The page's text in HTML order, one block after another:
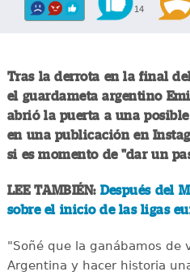
14
Tras la derrota en la final
el guardameta argentino
abrió la puerta a una
en una publicación en
si es momento de "dar un
LEE TAMBIÉN: Después del
sobre el inicio de las ligas
"Soñé que la ganábamos de
Argentina y hacer historia